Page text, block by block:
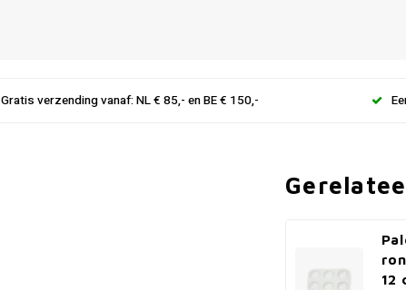
Gratis verzending vanaf: NL € 85,- en BE € 150,-
12